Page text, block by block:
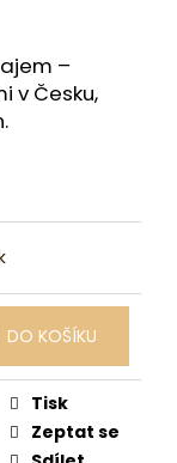
–
v Česku,
DO KOŠÍKU
Tisk
Zeptat se